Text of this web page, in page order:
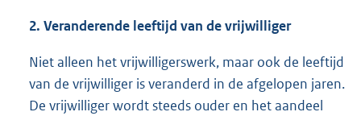
2. Veranderende leeftijd van de vrijwilliger
Niet alleen het vrijwilligerswerk, maar ook de leeftijd
van de vrijwilliger is veranderd in de afgelopen jaren.
De vrijwilliger wordt steeds ouder en het aandeel